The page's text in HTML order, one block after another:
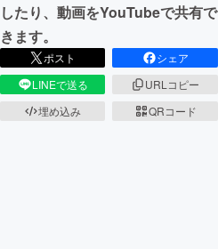
したり、動画をYouTubeで共有で
きます。
ポスト
シェア
LINEで送る
URLコピー
埋め込み
QRコード